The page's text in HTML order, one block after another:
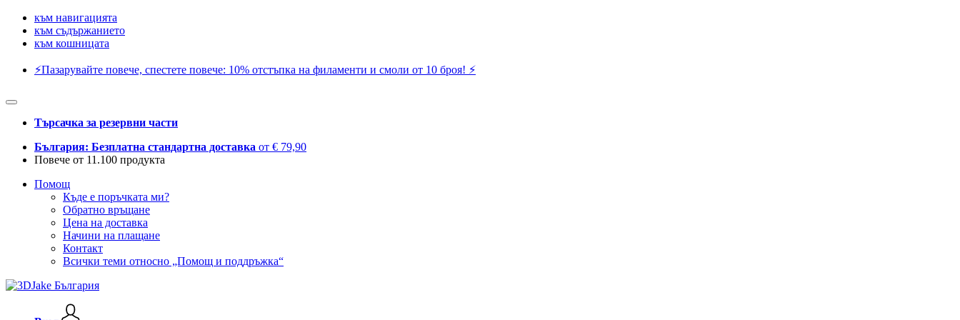
към навигацията
към съдържанието
към кошницата
⚡️Пазарувайте повече, спестете повече: 10% отстъпка на филаменти и смоли от 10 броя! ⚡️
Търсачка за резервни части
България: Безплатна стандартна доставка от € 79,90
Повече от 11.100 продукта
Помощ
Къде е поръчката ми?
Обратно връщане
Цена на доставка
Начини на плащане
Контакт
Всички теми относно „Помощ и поддръжка“